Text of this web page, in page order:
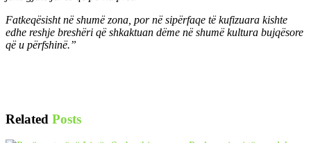
Fatkeqësisht në shumë zona, por në sipërfaqe të kufizuara kishte
edhe reshje breshëri që shkaktuan dëme në shumë kultura bujqësore
që u përfshinë.”
Related Posts